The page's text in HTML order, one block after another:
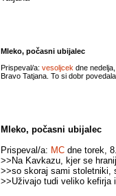
Mleko, počasni ubijalec
Prispeval/a: vesoljcek dne
Bravo Tatjana. To si dobr
Mleko, počasni ubijalec
Prispeval/a: MC dne torek,
>>Na Kavkazu, kjer se
>>so skoraj sami stoletniki,
>>Uživajo tudi veliko kefirja